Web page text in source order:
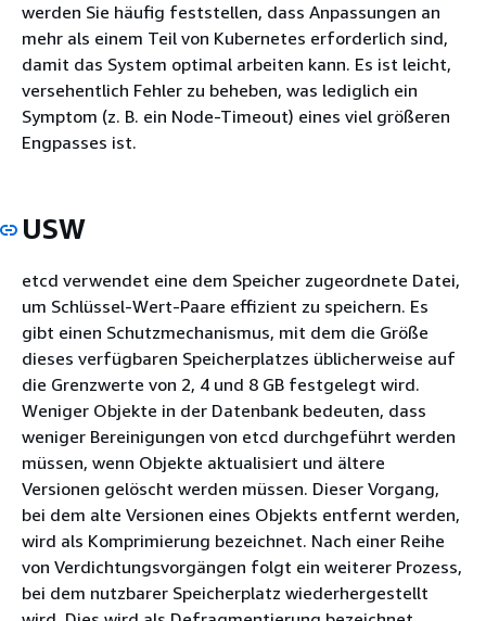
werden Sie häufig feststellen, dass Anpassungen an
mehr als einem Teil von Kubernetes erforderlich sind,
damit das System optimal arbeiten kann. Es ist leicht,
versehentlich Fehler zu beheben, was lediglich ein
Symptom (z. B. ein Node-Timeout) eines viel größeren
Engpasses ist.
USW
etcd verwendet eine dem Speicher zugeordnete Datei,
um Schlüssel-Wert-Paare effizient zu speichern. Es
gibt einen Schutzmechanismus, mit dem die Größe
dieses verfügbaren Speicherplatzes üblicherweise auf
die Grenzwerte von 2, 4 und 8 GB festgelegt wird.
Weniger Objekte in der Datenbank bedeuten, dass
weniger Bereinigungen von etcd durchgeführt werden
müssen, wenn Objekte aktualisiert und ältere
Versionen gelöscht werden müssen. Dieser Vorgang,
bei dem alte Versionen eines Objekts entfernt werden,
wird als Komprimierung bezeichnet. Nach einer Reihe
von Verdichtungsvorgängen folgt ein weiterer Prozess,
bei dem nutzbarer Speicherplatz wiederhergestellt